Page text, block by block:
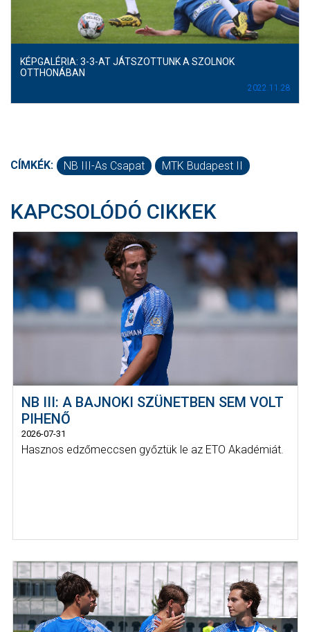
KÉPGALÉRIA: 3-3-AT JÁTSZOTTUNK A SZOLNOK
OTTHONÁBAN
2022.11.28
CÍMKÉK: NB III-As Csapat MTK Budapest II
KAPCSOLÓDÓ CIKKEK
NB III: A BAJNOKI SZÜNETBEN SEM VOLT
PIHENŐ
2026-07-31
Hasznos edzőmeccsen győztük le az ETO Akadémiát.